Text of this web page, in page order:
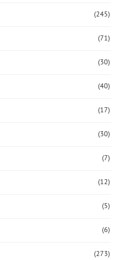
(245)
(71)
(30)
(40)
(17)
(30)
(7)
(12)
(5)
(6)
(273)